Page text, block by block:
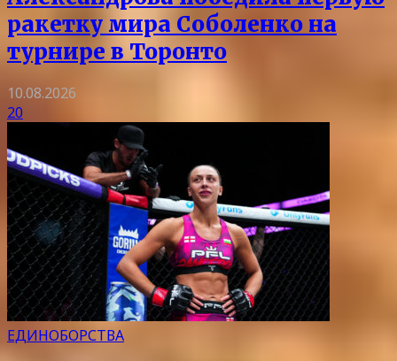
ракетку мира Соболенко на
турнире в Торонто
10.08.2026
20
ЕДИНОБОРСТВА